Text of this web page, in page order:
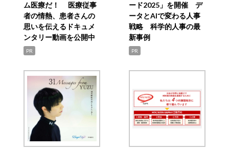
ム医療だ！ 医療従事
者の情熱、患者さんの
思いを伝えるドキュメ
ンタリー動画を公開中
PR
ード2025」を開催 デ
ータとAIで変わる人事
戦略 科学的人事の最
新事例
PR